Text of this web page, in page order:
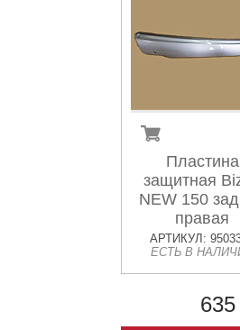
Пластина
защитная
NEW 150
правая
АРТИКУЛ:
ЕСТЬ В
635